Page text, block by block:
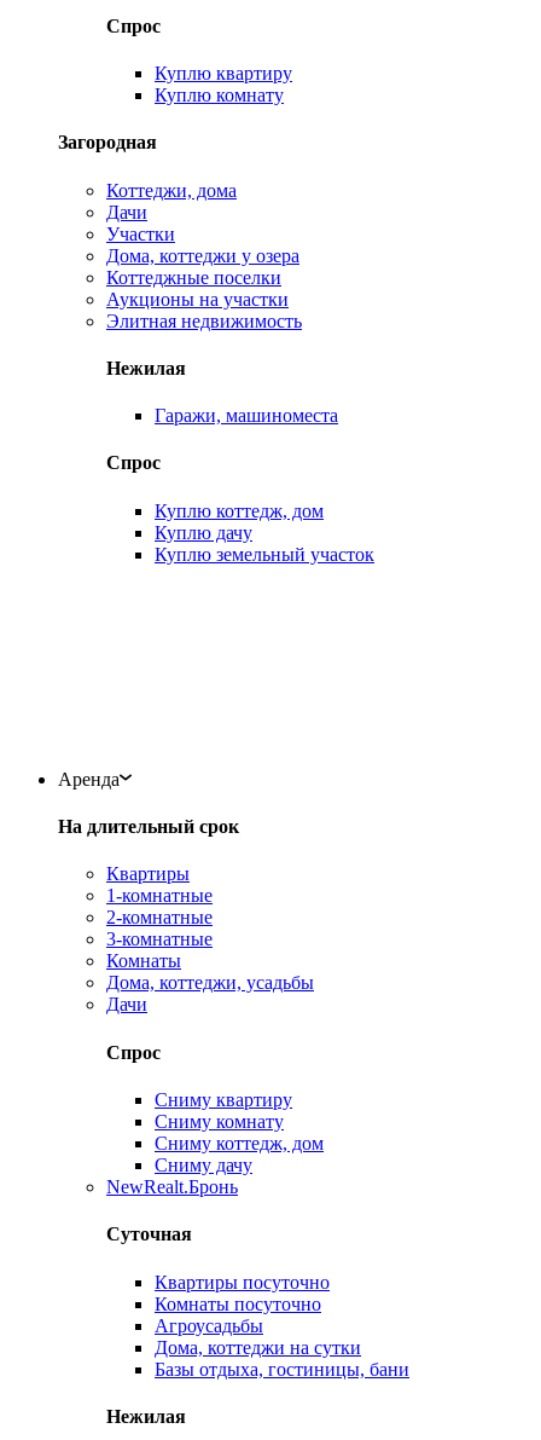
Спрос
Куплю квартиру
Куплю комнату
Загородная
Коттеджи, дома
Дачи
Участки
Дома, коттеджи у озера
Коттеджные поселки
Аукционы на участки
Элитная недвижимость
Нежилая
Гаражи, машиноместа
Спрос
Куплю коттедж, дом
Куплю дачу
Куплю земельный участок
Аренда
На длительный срок
Квартиры
1-комнатные
2-комнатные
3-комнатные
Комнаты
Дома, коттеджи, усадьбы
Дачи
Спрос
Сниму квартиру
Сниму комнату
Сниму коттедж, дом
Сниму дачу
NewRealt.Бронь
Суточная
Квартиры посуточно
Комнаты посуточно
Агроусадьбы
Дома, коттеджи на сутки
Базы отдыха, гостиницы, бани
Нежилая